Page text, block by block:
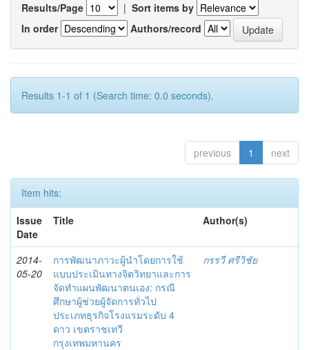
Results/Page | Sort items by
In order
Authors/record
Results 1-1 of 1 (Search time: 0.0 seconds).
previous 1 next
Item hits:
Issue
Date
Title Author(s)
2014-
05-20
การพัฒนาภาวะผู้นำโดยการใช้
แบบประเมินทางจิตวิทยาและการ
จัดทำแผนพัฒนาตนเอง: กรณี
ศึกษาผู้ช่วยผู้จัดการทั่วไป
ประเภทธุรกิจโรงแรมระดับ 4
ดาว เขตราชเทวี
กรุงเทพมหานคร
กรรวี ศรีวิชัย